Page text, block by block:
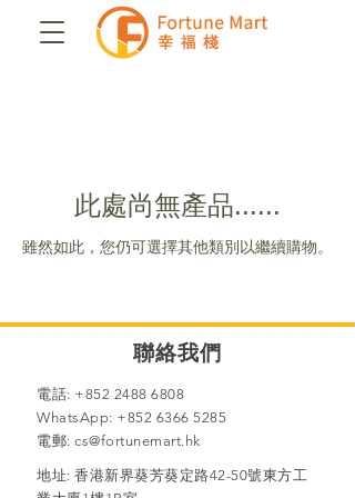
此處尚無產品......
雖然如此，您仍可選擇其他類別以繼續購物。
聯絡我們​
電話: +852 2488 6808
WhatsApp: +852 6366 5285
電郵:cs@fortunemart.hk
地址: 香港新界葵芳葵定路42-50號東方工